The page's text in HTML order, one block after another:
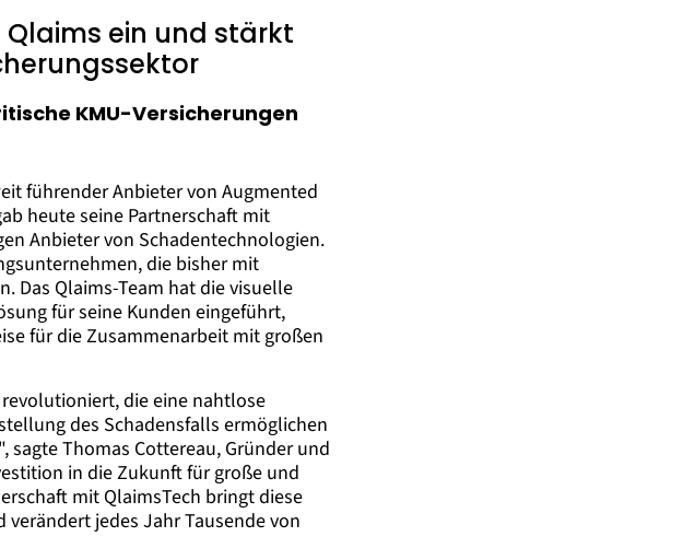
ein und stärkt
KMU-Versicherungen
führender Anbieter von Augmented
heute seine Partnerschaft mit
Anbieter von Schadentechnologien.
die bisher mit
Das Qlaims-Team hat die visuelle
für seine Kunden eingeführt,
für die Zusammenarbeit mit großen
die eine nahtlose
des Schadensfalls ermöglichen
sagte Thomas Cottereau, Gründer und
in die Zukunft für große und
mit QlaimsTech bringt diese
jedes Jahr Tausende von